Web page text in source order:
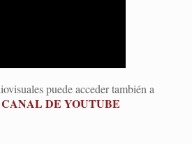
puede acceder también a
DE YOUTUBE